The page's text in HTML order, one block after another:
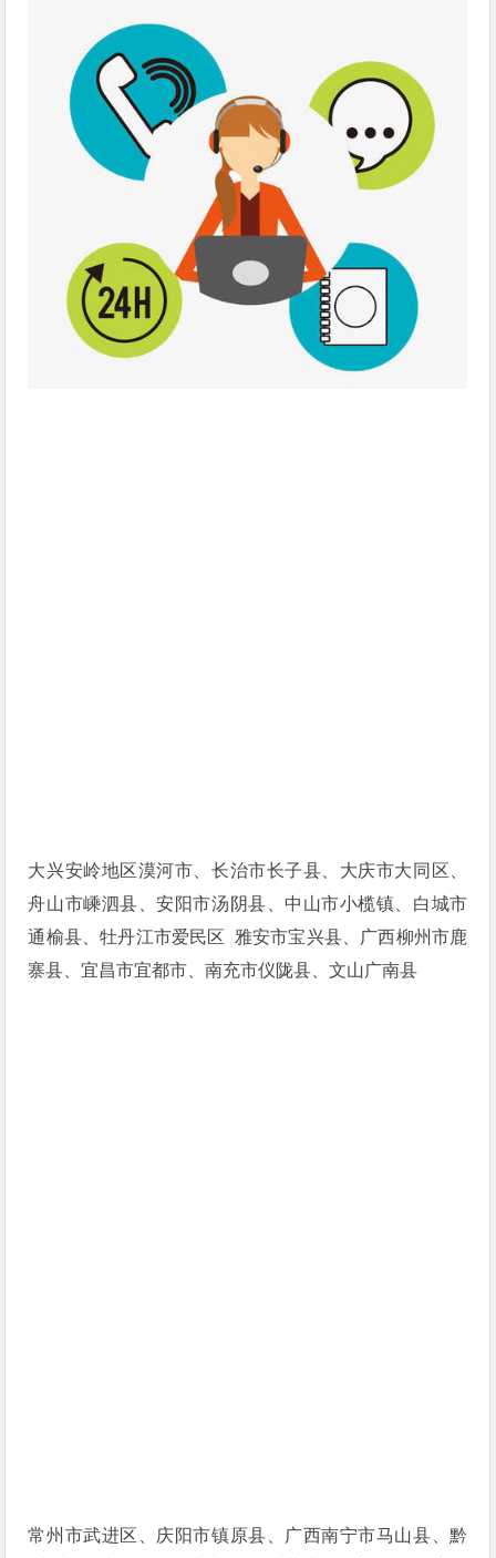
大兴安岭地区漠河市、长治市长子县、大庆市大同区、
舟山市嵊泗县、安阳市汤阴县、中山市小榄镇、白城市
通榆县、牡丹江市爱民区 雅安市宝兴县、广西柳州市鹿
寨县、宜昌市宜都市、南充市仪陇县、文山广南县
常州市武进区、庆阳市镇原县、广西南宁市马山县、黔